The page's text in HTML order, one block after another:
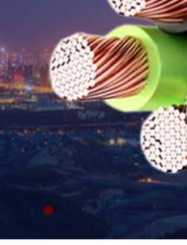
料，强度大、抗撕裂性强
的材料都是环保的